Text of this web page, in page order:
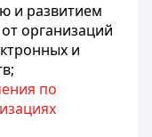
и развитием
организаций
и
по